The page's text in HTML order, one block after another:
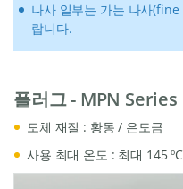
나사 일부는 가는 나사
랍니다.
플러그 - MPN Series
도체 재질 : 황동 / 은도금
사용 최대 온도 : 최대 145 ºC